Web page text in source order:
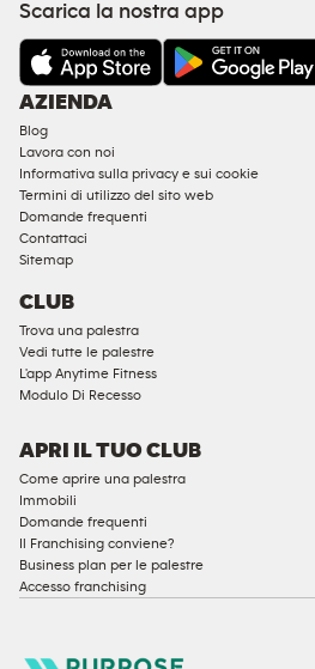
STRUTTURE
SERVIZI
Ammessi
minori
Abbonamenti
aziendali
Accesso
maschile
Accesso
femminile
conforme
Cardio
Equipment
Strength
Scarica la nostra app
AZIENDA
Blog
Lavora con noi
Informativa sulla privacy e sui cookie
Termini di utilizzo del sito web
Domande frequenti
Contattaci
Sitemap
CLUB
Trova una palestra
Vedi tutte le palestre
L'app Anytime Fitness
Modulo Di Recesso
APRI IL TUO CLUB
Come aprire una palestra
Immobili
Domande frequenti
Il Franchising conviene?
Business plan per le palestre
Accesso franchising